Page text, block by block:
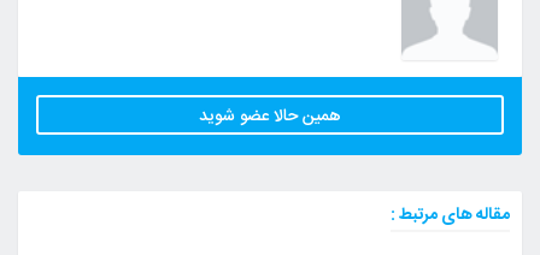
همین حالا عضو شوید
مقاله های مرتبط :